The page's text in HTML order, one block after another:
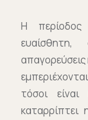
Η περίοδος
ευαίσθητη,
τόσοι
καταρρίπτει